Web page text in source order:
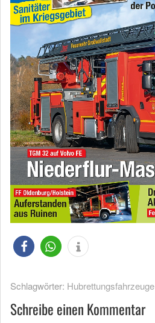
Schlagwörter: Hubrettungsfahrzeuge
Schreibe einen Kommentar